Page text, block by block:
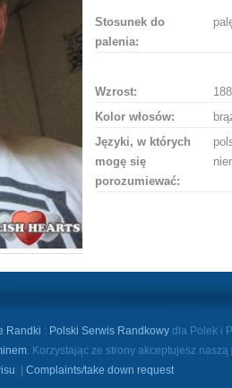
Stosunek do
palenia:
Wzrost:
188
Kolor włosów:
Języki, w których
mogę się
porozumiewać:
Randki : Polski Serwis Randkowy dla Polek i
. Korzystając ze strony akceptujesz naszą
. | Complaints/take down request